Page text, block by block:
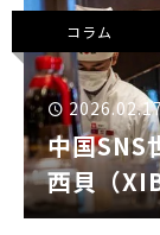
目の低迷！テレ
コラム
2026.02.17
中国SNS
西貝（
解く中国